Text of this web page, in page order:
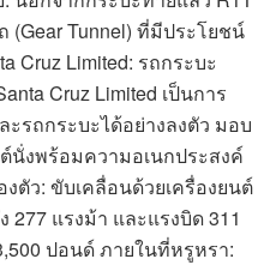
(Gear Tunnel) ที่มีประโยชน์
Cruz Limited: รถกระบะ
Cruz Limited เป็นการ
รถกระบะได้อย่างลงตัว มอบ
นั่งพร้อมความอเนกประสงค์
ตัว: ขับเคลื่อนด้วยเครื่องยนต์
277 แรงม้า และแรงบิด 311
ปอนด์ ภายในที่หรูหรา: